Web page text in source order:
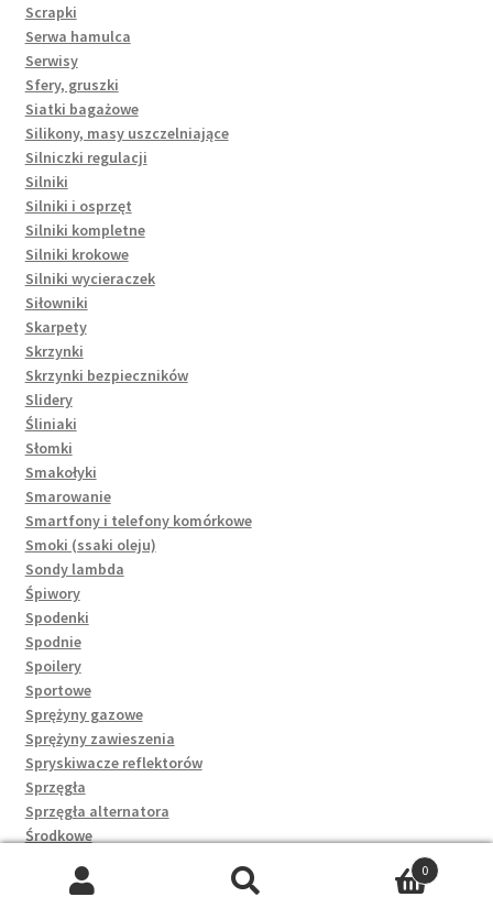
Scrapki
Serwa hamulca
Serwisy
Sfery, gruszki
Siatki bagażowe
Silikony, masy uszczelniające
Silniczki regulacji
Silniki
Silniki i osprzęt
Silniki kompletne
Silniki krokowe
Silniki wycieraczek
Siłowniki
Skarpety
Skrzynki
Skrzynki bezpieczników
Slidery
Śliniaki
Słomki
Smakołyki
Smarowanie
Smartfony i telefony komórkowe
Smoki (ssaki oleju)
Sondy lambda
Śpiwory
Spodenki
Spodnie
Spoilery
Sportowe
Sprężyny gazowe
Sprężyny zawieszenia
Spryskiwacze reflektorów
Sprzęgła
Sprzęgła alternatora
Środkowe
Śruby głowicy
0